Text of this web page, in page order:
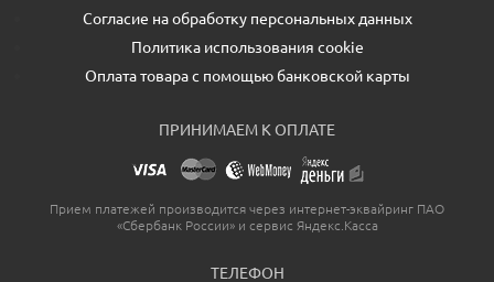
Согласие на обработку персональных данных
Политика использования cookie
Оплата товара с помощью банковской карты
ПРИНИМАЕМ К ОПЛАТЕ
Прием платежей производится через интернет-эквайринг ПАО
«Сбербанк России» и сервис Яндекс.Касса
ТЕЛЕФОН